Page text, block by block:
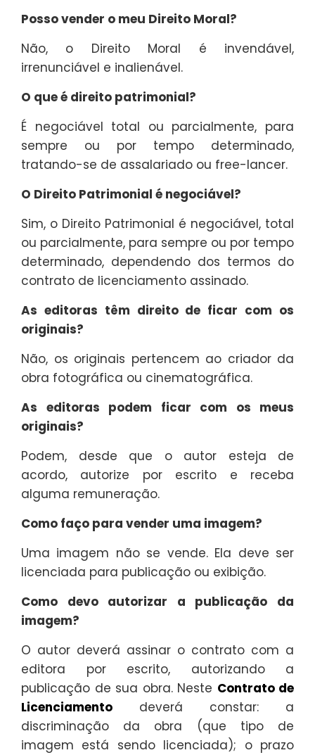
Posso vender o meu Direito Moral?
Não, o Direito Moral é invendável,
irrenunciável e inalienável.
O que é direito patrimonial?
É negociável total ou parcialmente, para
sempre ou por tempo determinado,
tratando-se de assalariado ou free-lancer.
O Direito Patrimonial é negociável?
Sim, o Direito Patrimonial é negociável, total
ou parcialmente, para sempre ou por tempo
determinado, dependendo dos termos do
contrato de licenciamento assinado.
As editoras têm direito de ficar com os
originais?
Não, os originais pertencem ao criador da
obra fotográfica ou cinematográfica.
As editoras podem ficar com os meus
originais?
Podem, desde que o autor esteja de
acordo, autorize por escrito e receba
alguma remuneração.
Como faço para vender uma imagem?
Uma imagem não se vende. Ela deve ser
licenciada para publicação ou exibição.
Como devo autorizar a publicação da
imagem?
O autor deverá assinar o contrato com a
editora por escrito, autorizando a
publicação de sua obra. Neste Contrato de
Licenciamento deverá constar: a
discriminação da obra (que tipo de
imagem está sendo licenciada); o prazo